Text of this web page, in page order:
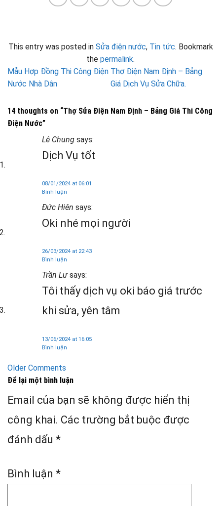
This entry was posted in Sửa điện nước, Tin tức. Bookmark
the permalink.
Mẫu Hợp Đồng Thi Công Điện
Nước Nhà Dân
Thợ Điện Nam Định – Bảng
Giá Dịch Vụ Sửa Chữa.
14 thoughts on “Thợ Sửa Điện Nam Định – Bảng Giá Thi Công
Điện Nước”
Lê Chung says:
Dịch Vụ tốt
08/01/2024 at 06:01
Bình luận
Đức Hiên says:
Oki nhé mọi người
26/03/2024 at 22:43
Bình luận
Trần Lư says:
Tôi thấy dịch vụ oki báo giá trước
khi sửa, yên tâm
13/06/2024 at 16:05
Bình luận
Comment
Older Comments
Để lại một bình luận
Email của bạn sẽ không được hiển thị
công khai. Các trường bắt buộc được
đánh dấu *
Bình luận *